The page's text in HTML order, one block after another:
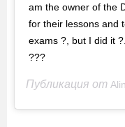
am the owner of the
for their lessons and
exams ?, but I did it
???
Публикация от